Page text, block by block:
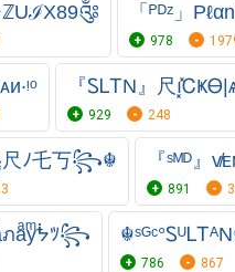
ℤUℐX89༂ 「ᴾᴰᶻ」
978
『ᏚᏞᎢN』尺
929 248
ﾉ乇丂꧂☬ 『ˢᴹᴰ』
891
ภaͣyͫᖭﾂ꧂
786 867